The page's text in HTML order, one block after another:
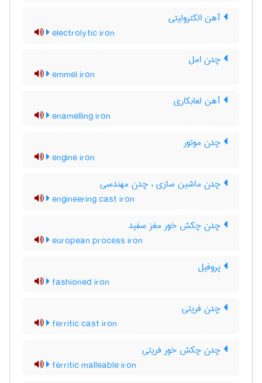
آهن الکترولیتی
electrolytic iron
چدن امل
emmel iron
آهن لعابکاری
enamelling iron
چدن موتور
engine iron
چدن ماشین سازی ، چدن مهندسی
engineering cast iron
چدن چکش خور مغز سفید
european process iron
پروفیل
fashioned iron
چدن فریتی
ferritic cast iron
چدن چکش خور فریتی
ferritic malleable iron